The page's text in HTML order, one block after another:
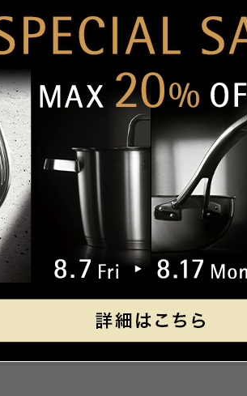
他の商品と容量
【取扱説明書】
あり
原産国
性能 定格、
特徴（特別仕様
備考）
美味しさを引き出すた
厳選された約30種類と特殊鋼を
材「フュージョンテック」を作り
外線効果が高く、料理を美味しく